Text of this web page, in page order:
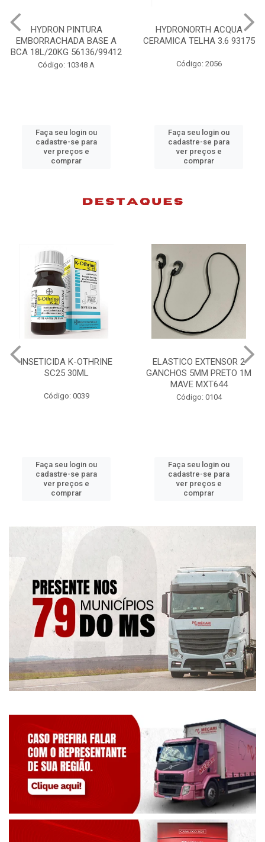
HYDRON PINTURA
EMBORRACHADA BASE A
BCA 18L/20KG 56136/99412
Código: 10348 A
Faça seu login ou
cadastre-se para
ver preços e
comprar
HYDRONORTH ACQUA
CERAMICA TELHA 3.6 93175
Código: 2056
Faça seu login ou
cadastre-se para
ver preços e
comprar
INSETICIDA K-OTHRINE
SC25 30ML
Código: 0039
Faça seu login ou
cadastre-se para
ver preços e
comprar
ELASTICO EXTENSOR 2
GANCHOS 5MM PRETO 1M
MAVE MXT644
Código: 0104
Faça seu login ou
cadastre-se para
ver preços e
comprar